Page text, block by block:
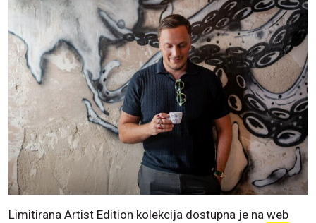
Limitirana Artist Edition kolekcija dostupna je na web